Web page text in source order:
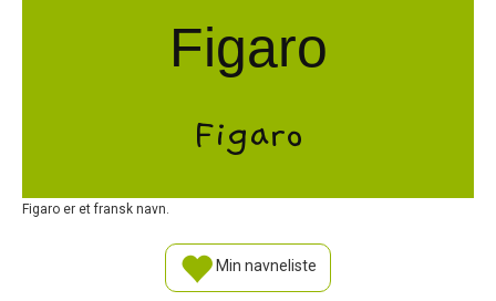
Figaro
Figaro
Figaro er et fransk navn.
Min navneliste